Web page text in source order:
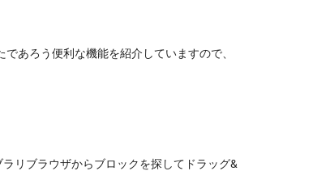
あろう便利な機能を紹介していますので、
リブラウザからブロックを探してドラッグ&